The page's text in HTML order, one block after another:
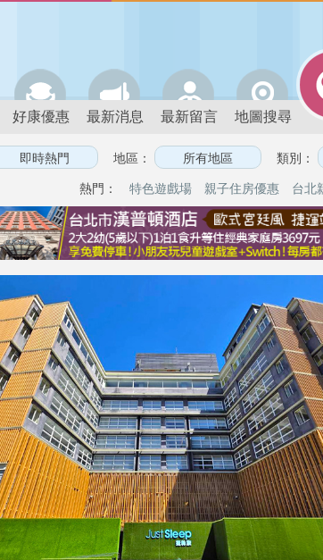
好康優惠 最新消息 最新留言 地圖搜尋
地區： 類別：
熱門： 特色遊戲場 親子住房優惠 台北